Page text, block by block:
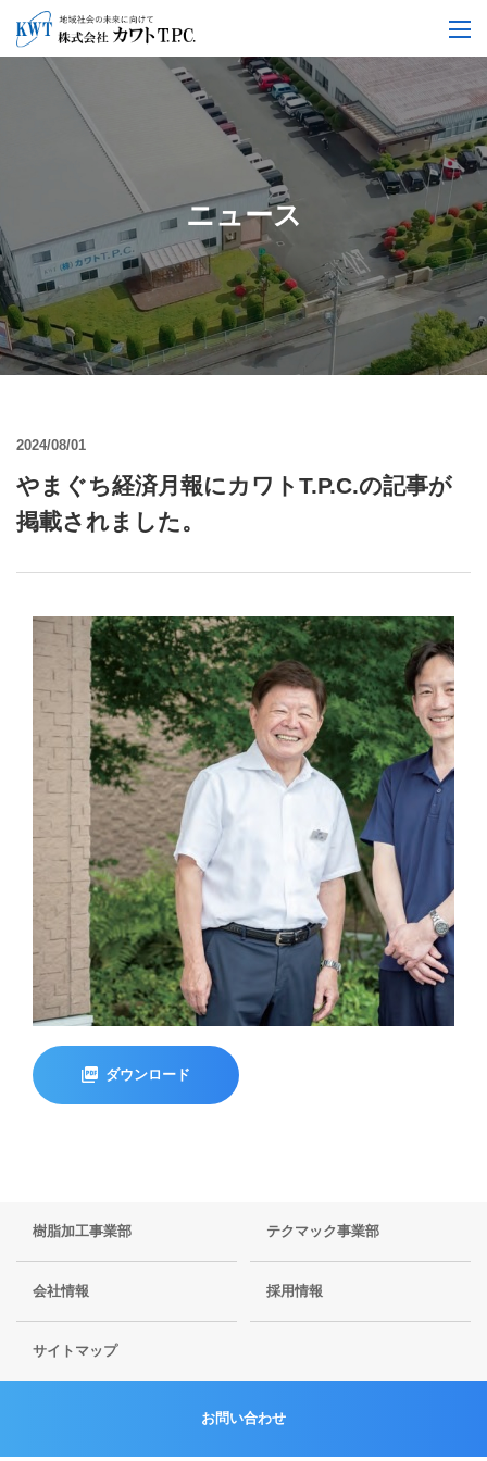
ニュース
2024/08/01
やまぐち経済月報にカワトT.P.C.の記事が
掲載されました。
ダウンロード
樹脂加工事業部 テクマック事業部
会社情報 採用情報
サイトマップ
お問い合わせ